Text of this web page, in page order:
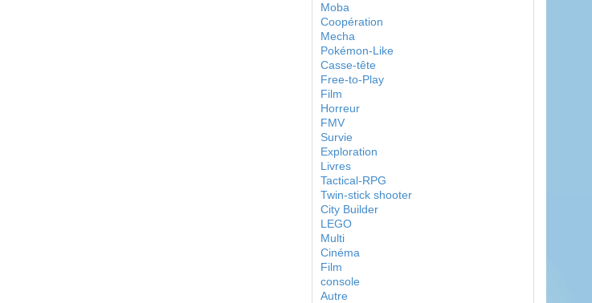
Moba
Coopération
Mecha
Pokémon-Like
Casse-tête
Free-to-Play
Film
Horreur
FMV
Survie
Exploration
Livres
Tactical-RPG
Twin-stick shooter
City Builder
LEGO
Multi
Cinéma
Film
console
Autre